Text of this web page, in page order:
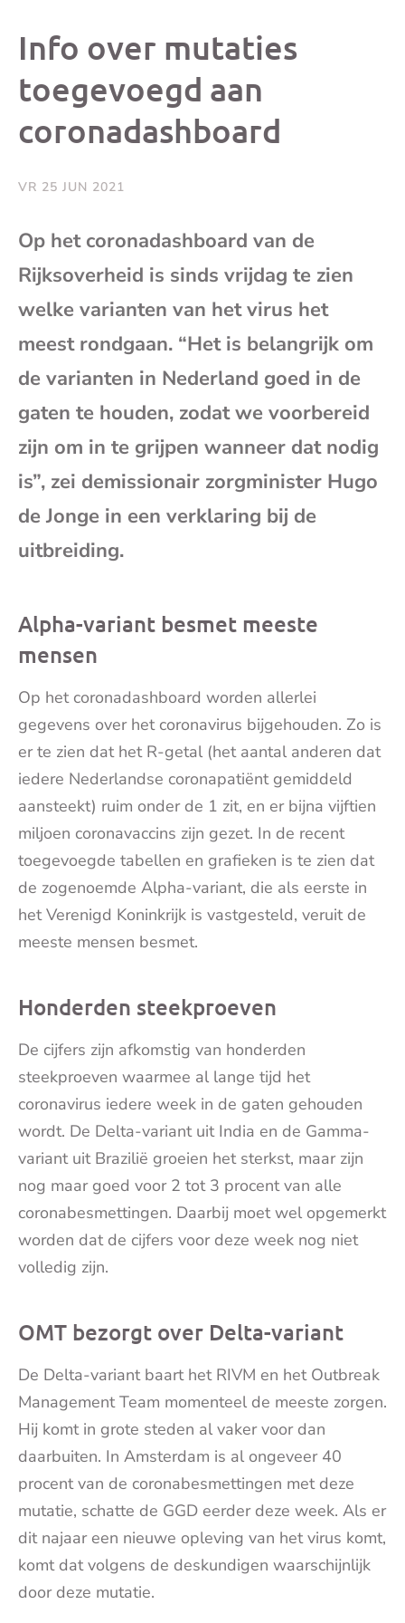
op
Info over mutaties
toegevoegd aan
coronadashboard
VR 25 JUN 2021
Op het coronadashboard van de
Rijksoverheid is sinds vrijdag te zien
welke varianten van het virus het
meest rondgaan. “Het is belangrijk om
de varianten in Nederland goed in de
gaten te houden, zodat we voorbereid
zijn om in te grijpen wanneer dat nodig
is”, zei demissionair zorgminister Hugo
de Jonge in een verklaring bij de
uitbreiding.
Alpha-variant besmet meeste
mensen
Op het coronadashboard worden allerlei
gegevens over het coronavirus bijgehouden. Zo is
er te zien dat het R-getal (het aantal anderen dat
iedere Nederlandse coronapatiënt gemiddeld
aansteekt) ruim onder de 1 zit, en er bijna vijftien
miljoen coronavaccins zijn gezet. In de recent
toegevoegde tabellen en grafieken is te zien dat
de zogenoemde Alpha-variant, die als eerste in
het Verenigd Koninkrijk is vastgesteld, veruit de
meeste mensen besmet.
Honderden steekproeven
De cijfers zijn afkomstig van honderden
steekproeven waarmee al lange tijd het
coronavirus iedere week in de gaten gehouden
wordt. De Delta-variant uit India en de Gamma-
variant uit Brazilië groeien het sterkst, maar zijn
nog maar goed voor 2 tot 3 procent van alle
coronabesmettingen. Daarbij moet wel opgemerkt
worden dat de cijfers voor deze week nog niet
volledig zijn.
OMT bezorgt over Delta-variant
De Delta-variant baart het RIVM en het Outbreak
Management Team momenteel de meeste zorgen.
Hij komt in grote steden al vaker voor dan
daarbuiten. In Amsterdam is al ongeveer 40
procent van de coronabesmettingen met deze
mutatie, schatte de GGD eerder deze week. Als er
dit najaar een nieuwe opleving van het virus komt,
komt dat volgens de deskundigen waarschijnlijk
door deze mutatie.